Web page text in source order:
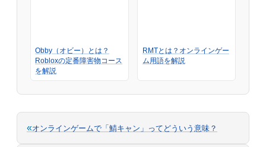
Obby（オビー）とは？
Robloxの定番障害物コース
を解説
RMTとは？オンラインゲー
ム用語を解説
«オンラインゲームで「鯖キャン」ってどういう意味？